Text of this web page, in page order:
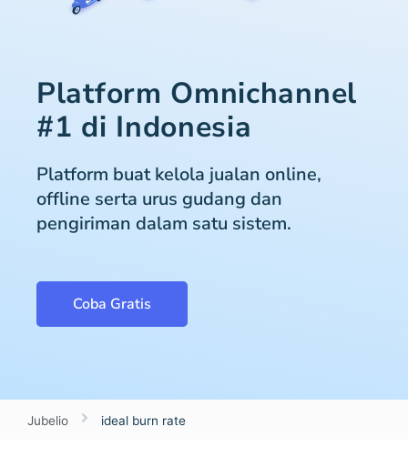
Platform Omnichannel
#1 di Indonesia
Platform buat kelola jualan online,
offline serta urus gudang dan
pengiriman dalam satu sistem.
Coba Gratis
Jubelio ideal burn rate